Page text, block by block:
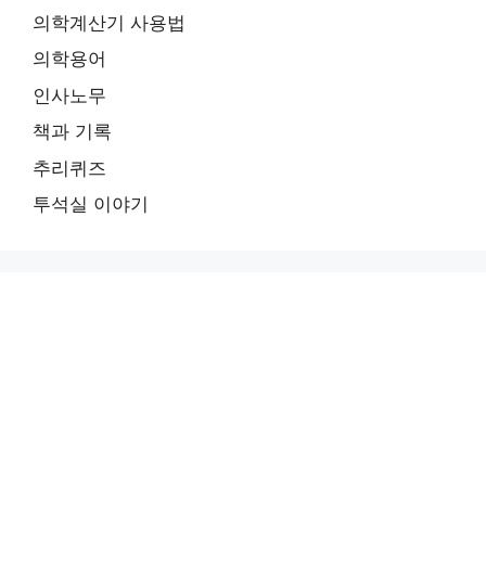
의학계산기 사용법
의학용어
인사노무
책과 기록
추리퀴즈
투석실 이야기